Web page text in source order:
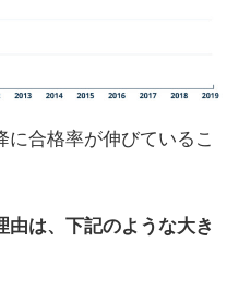
に合格率が伸びているこ
由は、下記のような大き